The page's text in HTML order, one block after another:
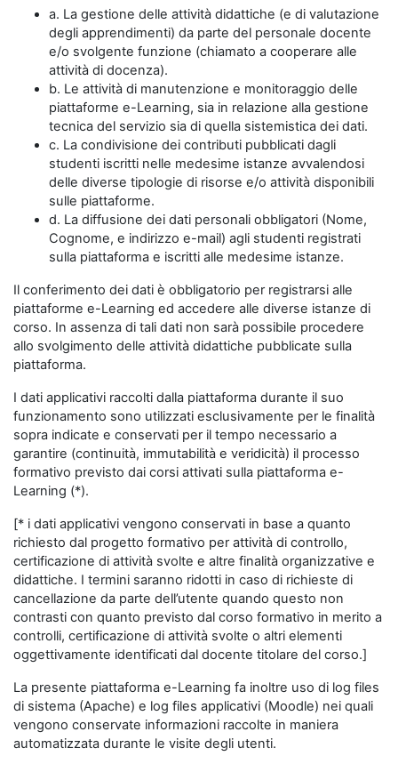
a. La gestione delle attività didattiche (e di valutazione
degli apprendimenti) da parte del personale docente
e/o svolgente funzione (chiamato a cooperare alle
attività di docenza).
b. Le attività di manutenzione e monitoraggio delle
piattaforme e-Learning, sia in relazione alla gestione
tecnica del servizio sia di quella sistemistica dei dati.
c. La condivisione dei contributi pubblicati dagli
studenti iscritti nelle medesime istanze avvalendosi
delle diverse tipologie di risorse e/o attività disponibili
sulle piattaforme.
d. La diffusione dei dati personali obbligatori (Nome,
Cognome, e indirizzo e-mail) agli studenti registrati
sulla piattaforma e iscritti alle medesime istanze.
Il conferimento dei dati è obbligatorio per registrarsi alle
piattaforme e-Learning ed accedere alle diverse istanze di
corso. In assenza di tali dati non sarà possibile procedere
allo svolgimento delle attività didattiche pubblicate sulla
piattaforma.
I dati applicativi raccolti dalla piattaforma durante il suo
funzionamento sono utilizzati esclusivamente per le finalità
sopra indicate e conservati per il tempo necessario a
garantire (continuità, immutabilità e veridicità) il processo
formativo previsto dai corsi attivati sulla piattaforma e-
Learning (*).
[* i dati applicativi vengono conservati in base a quanto
richiesto dal progetto formativo per attività di controllo,
certificazione di attività svolte e altre finalità organizzative e
didattiche. I termini saranno ridotti in caso di richieste di
cancellazione da parte dell’utente quando questo non
contrasti con quanto previsto dal corso formativo in merito a
controlli, certificazione di attività svolte o altri elementi
oggettivamente identificati dal docente titolare del corso.]
La presente piattaforma e-Learning fa inoltre uso di log files
di sistema (Apache) e log files applicativi (Moodle) nei quali
vengono conservate informazioni raccolte in maniera
automatizzata durante le visite degli utenti.